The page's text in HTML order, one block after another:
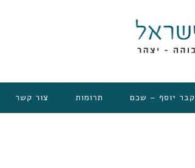
קבר יוסף – שכם תרומות צור קשר